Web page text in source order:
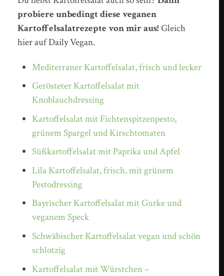
probiere unbedingt diese veganen
Kartoffelsalatrezepte von mir aus!Gleich
hier auf Daily Vegan.
Mediterraner Kartoffelsalat, frisch und lecker
Gerösteter Kartoffelsalat mit
Knoblauchdressing
Kartoffelsalat mit Fichtenspitzenpesto,
grünem Spargel und Kirschtomaten
Süßkartoffelsalat mit Paprika und Apfel
Lila Kartoffelsalat, frisch, mit grünem
Pestodressing
Bayrischer Kartoffelsalat mit Gurke und
veganem Speck
Schwäbischer Kartoffelsalat vegan und schön
schlotzig
Kartoffelsalat mit Würstchen –